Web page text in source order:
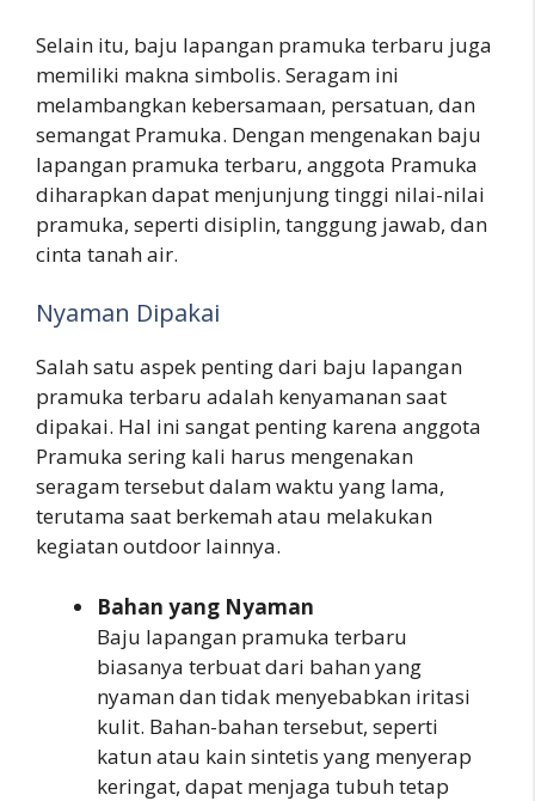
Selain itu, baju lapangan pramuka terbaru juga
memiliki makna simbolis. Seragam ini
melambangkan kebersamaan, persatuan, dan
semangat Pramuka. Dengan mengenakan baju
lapangan pramuka terbaru, anggota Pramuka
diharapkan dapat menjunjung tinggi nilai-nilai
pramuka, seperti disiplin, tanggung jawab, dan
cinta tanah air.
Nyaman Dipakai
Salah satu aspek penting dari baju lapangan
pramuka terbaru adalah kenyamanan saat
dipakai. Hal ini sangat penting karena anggota
Pramuka sering kali harus mengenakan
seragam tersebut dalam waktu yang lama,
terutama saat berkemah atau melakukan
kegiatan outdoor lainnya.
Bahan yang Nyaman
Baju lapangan pramuka terbaru
biasanya terbuat dari bahan yang
nyaman dan tidak menyebabkan iritasi
kulit. Bahan-bahan tersebut, seperti
katun atau kain sintetis yang menyerap
keringat, dapat menjaga tubuh tetap